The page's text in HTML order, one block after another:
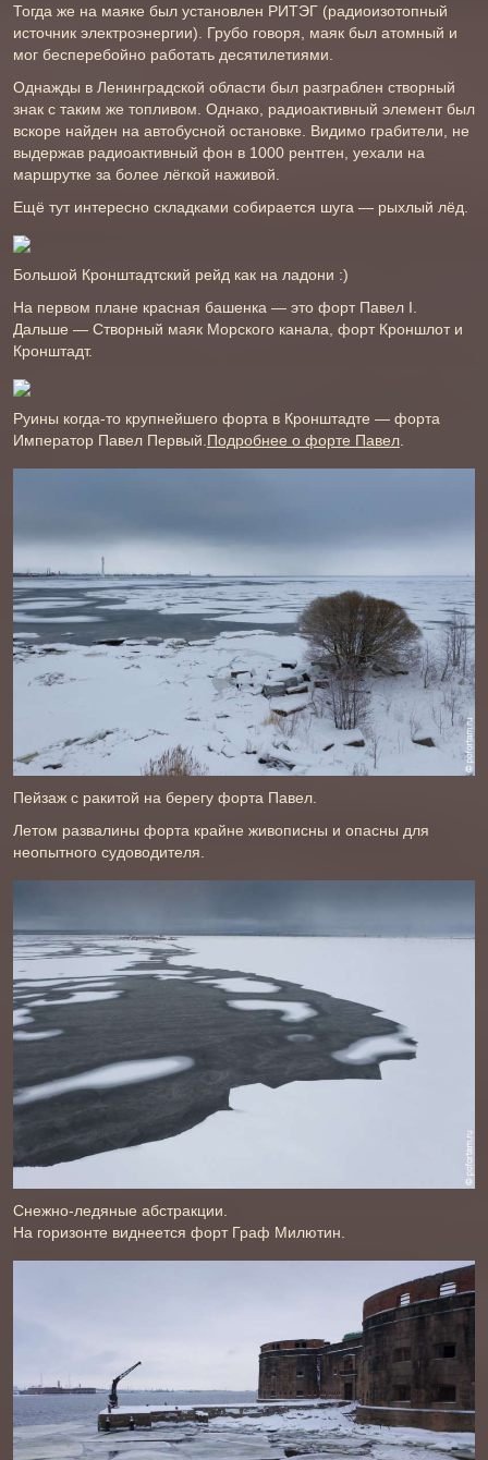
Тогда же на маяке был установлен РИТЭГ (радиоизотопный
источник электроэнергии). Грубо говоря, маяк был атомный и
мог бесперебойно работать десятилетиями.
Однажды в Ленинградской области был разграблен створный
знак с таким же топливом. Однако, радиоактивный элемент был
вскоре найден на автобусной остановке. Видимо грабители, не
выдержав радиоактивный фон в 1000 рентген, уехали на
маршрутке за более лёгкой наживой.
Ещё тут интересно складками собирается шуга — рыхлый лёд.
Большой Кронштадтский рейд как на ладони :)
На первом плане красная башенка — это форт Павел І.
Дальше — Створный маяк Морского канала, форт Кроншлот и
Кронштадт.
Руины когда-то крупнейшего форта в Кронштадте — форта
Император Павел Первый. Подробнее о форте Павел.
Пейзаж с ракитой на берегу форта Павел.
Летом развалины форта крайне живописны и опасны для
неопытного судоводителя.
Снежно-ледяные абстракции.
На горизонте виднеется форт Граф Милютин.